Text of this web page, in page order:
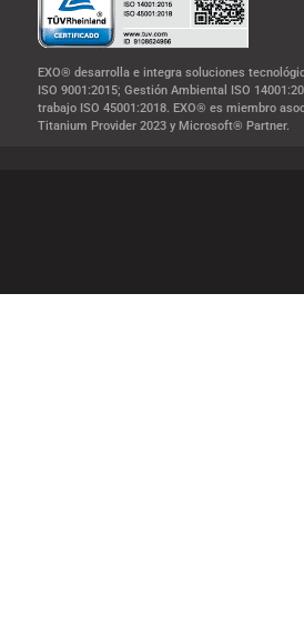
EXO® desarrolla e integra soluciones
ISO 9001:2015; Gestión Ambiental ISO
trabajo ISO 45001:2018. EXO® es miembro
Titanium Provider 2023 y Microsoft® Partner.